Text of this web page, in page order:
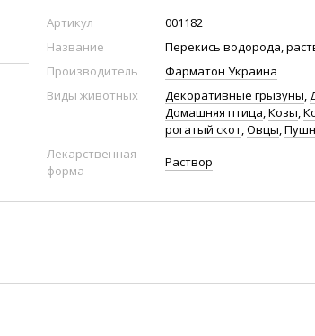
Артикул
001182
Название
Перекись водорода,
Производитель
Фарматон Украина
Виды животных
Декоративные грызуны,
Домашняя птица,Козы,
рогатый скот,Овцы,
Лекарственная
форма
Раствор